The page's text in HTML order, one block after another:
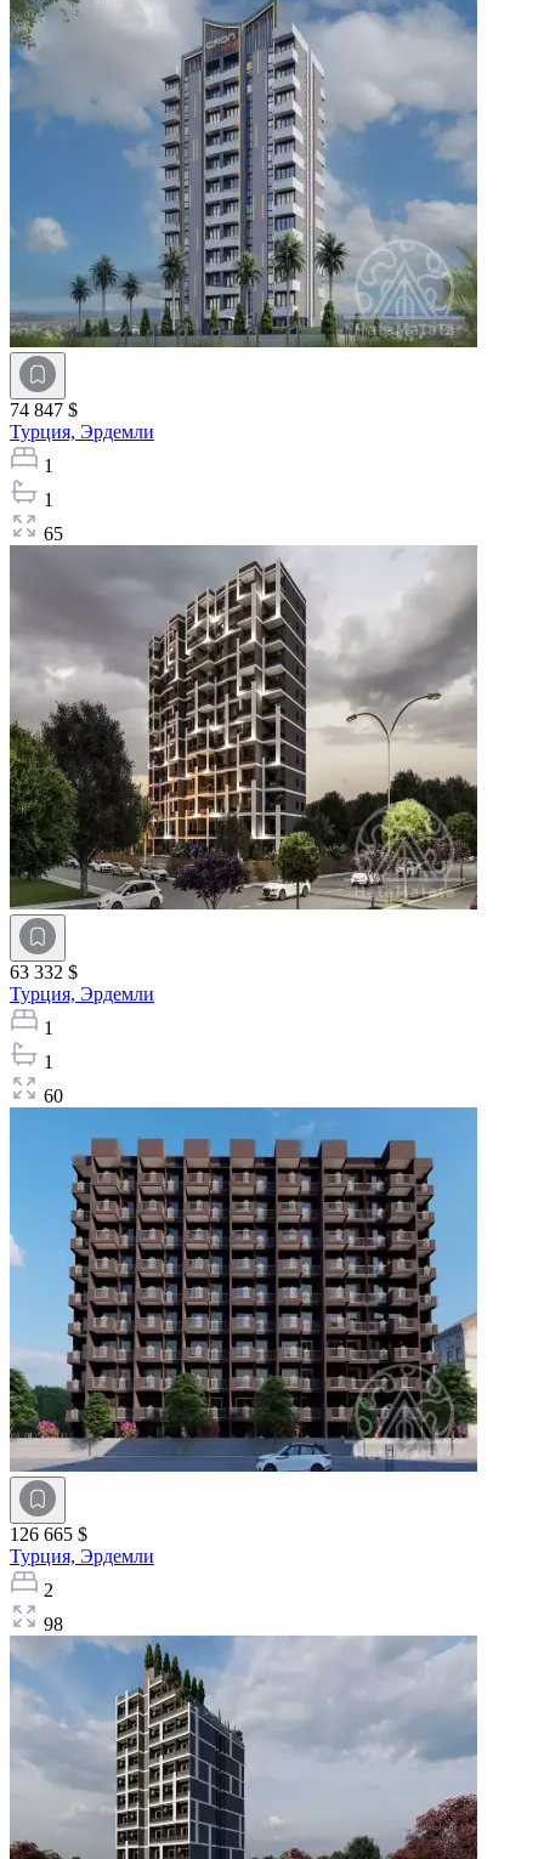
74 847 $
Турция, Эрдемли
1
1
65
63 332 $
Турция, Эрдемли
1
1
60
126 665 $
Турция, Эрдемли
2
98